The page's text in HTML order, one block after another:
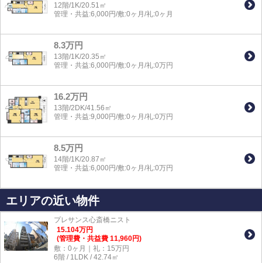
12階/1K/20.51㎡
管理・共益:6,000円/敷:0ヶ月/礼:0ヶ月
8.3万円
13階/1K/20.35㎡
管理・共益:6,000円/敷:0ヶ月/礼:0万円
16.2万円
13階/2DK/41.56㎡
管理・共益:9,000円/敷:0ヶ月/礼:0万円
8.5万円
14階/1K/20.87㎡
管理・共益:6,000円/敷:0ヶ月/礼:0万円
エリアの近い物件
プレサンス心斎橋ニスト
15.104万円
(管理費・共益費 11,960円)
敷：0ヶ月｜礼：15万円
6階 / 1LDK / 42.74㎡